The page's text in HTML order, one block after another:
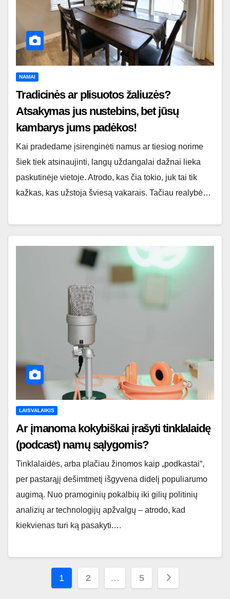
NAMAI
Tradicinės ar plisuotos žaliuzės?
Atsakymas jus nustebins, bet jūsų
kambarys jums padėkos!
Kai pradedame įsirenginėti namus ar tiesiog norime
šiek tiek atsinaujinti, langų uždangalai dažnai lieka
paskutinėje vietoje. Atrodo, kas čia tokio, juk tai tik
kažkas, kas užstoja šviesą vakarais. Tačiau realybė…
LAISVALAIKIS
Ar įmanoma kokybiškai įrašyti tinklalaidę
(podcast) namų sąlygomis?
Tinklalaidės, arba plačiau žinomos kaip „podkastai“,
per pastarąjį dešimtmetį išgyvena didelį populiarumo
augimą. Nuo pramoginių pokalbių iki gilių politinių
analizių ar technologijų apžvalgų – atrodo, kad
kiekvienas turi ką pasakyti.…
Įrašų
1 2 … 5